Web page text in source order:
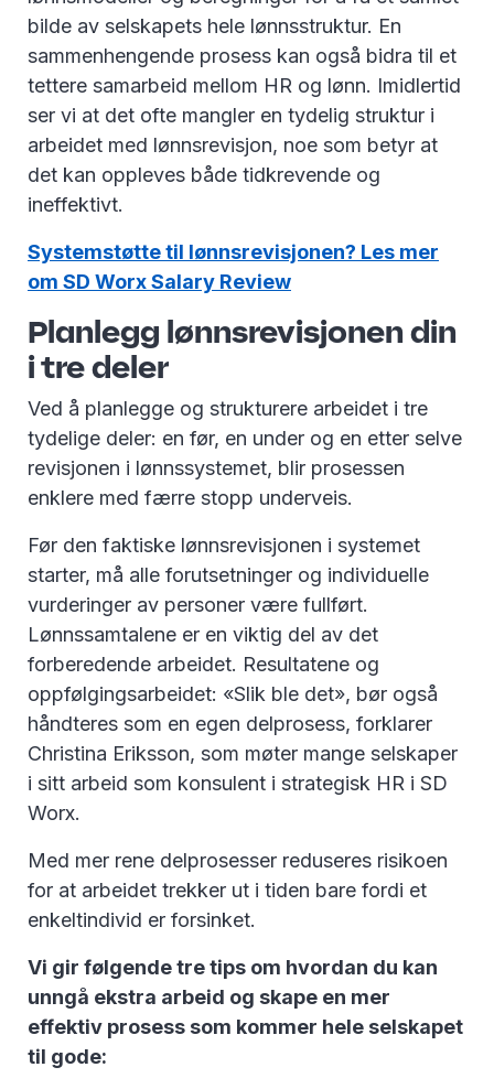
bilde av selskapets hele lønnsstruktur. En
sammenhengende prosess kan også bidra til et
tettere samarbeid mellom HR og lønn. Imidlertid
ser vi at det ofte mangler en tydelig struktur i
arbeidet med lønnsrevisjon, noe som betyr at
det kan oppleves både tidkrevende og
ineffektivt.
Systemstøtte til lønnsrevisjonen? Les mer
om SD Worx Salary Review
Planlegg lønnsrevisjonen din
i tre deler
Ved å planlegge og strukturere arbeidet i tre
tydelige deler: en før, en under og en etter selve
revisjonen i lønnssystemet, blir prosessen
enklere med færre stopp underveis.
Før den faktiske lønnsrevisjonen i systemet
starter, må alle forutsetninger og individuelle
vurderinger av personer være fullført.
Lønnssamtalene er en viktig del av det
forberedende arbeidet. Resultatene og
oppfølgingsarbeidet: «Slik ble det», bør også
håndteres som en egen delprosess, forklarer
Christina Eriksson, som møter mange selskaper
i sitt arbeid som konsulent i strategisk HR i SD
Worx.
Med mer rene delprosesser reduseres risikoen
for at arbeidet trekker ut i tiden bare fordi et
enkeltindivid er forsinket.
Vi gir følgende tre tips om hvordan du kan
unngå ekstra arbeid og skape en mer
effektiv prosess som kommer hele selskapet
til gode: